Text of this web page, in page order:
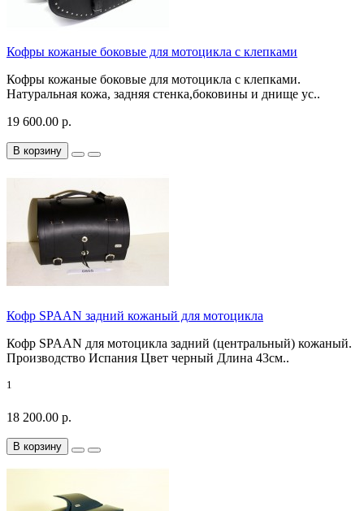
Кофры кожаные боковые для мотоцикла с клепками
Кофры кожаные боковые для мотоцикла с клепками.
Натуральная кожа, задняя стенка,боковины и днище ус..
19 600.00 р.
В корзину
Кофр SPAAN задний кожаный для мотоцикла
Кофр SPAAN для мотоцикла задний (центральный) кожаный.
Производство Испания Цвет черный Длина 43см..
1
18 200.00 р.
В корзину